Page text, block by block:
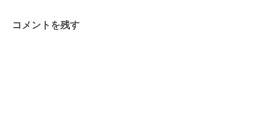
コメントを残す